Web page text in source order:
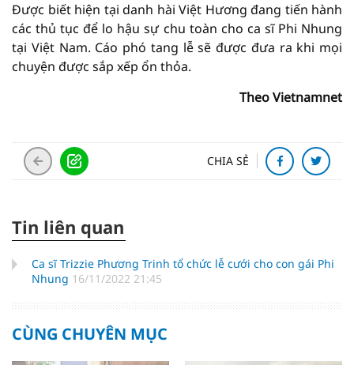
Được biết hiện tại danh hài Việt Hương đang tiến hành
các thủ tục để lo hậu sự chu toàn cho ca sĩ Phi Nhung
tại Việt Nam. Cáo phó tang lễ sẽ được đưa ra khi mọi
chuyện được sắp xếp ổn thỏa.
Theo Vietnamnet
CHIA SẺ
Tin liên quan
Ca sĩ Trizzie Phương Trinh tổ chức lễ cưới cho con gái Phi
Nhung 16/11/2022 21:45
CÙNG CHUYÊN MỤC